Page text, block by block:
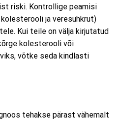
riski. Kontrollige peamisi
ja veresuhkrut)
Kui teile on välja kirjutatud
kolesterooli või
võtke seda kindlasti
tehakse pärast vähemalt